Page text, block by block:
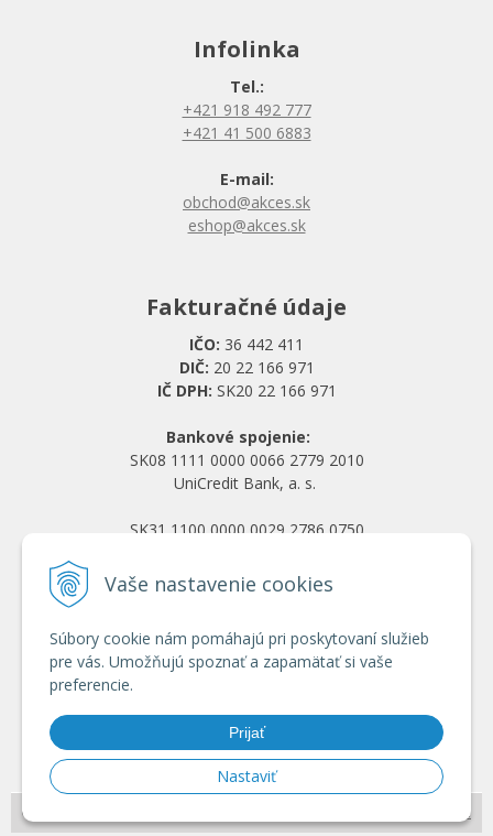
Vaše nastavenie cookies
Súbory cookie nám pomáhajú pri poskytovaní služieb
pre vás. Umožňujú spoznať a zapamätať si vaše
preferencie.
Prijať
Nastaviť
Infolinka
Tel.:
+421 918 492 777
+421 41 500 6883
E-mail:
obchod@akces.sk
eshop@akces.sk
Fakturačné údaje
IČO: 36 442 411
DIČ: 20 22 166 971
IČ DPH: SK20 22 166 971
Bankové spojenie:
SK08 1111 0000 0066 2779 2010
UniCredit Bank, a. s.
SK31 1100 0000 0029 2786 0750
Obchodné podmienky
Ochrana osobných údajov
Doprava a platba
Registrácia veľkoobchod
© 2026 HRANY.SK • NextCom s.r.o.